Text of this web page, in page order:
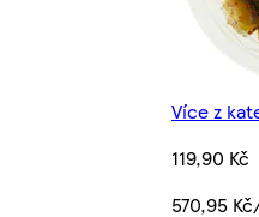
Více z
119,90 Kč
570,95